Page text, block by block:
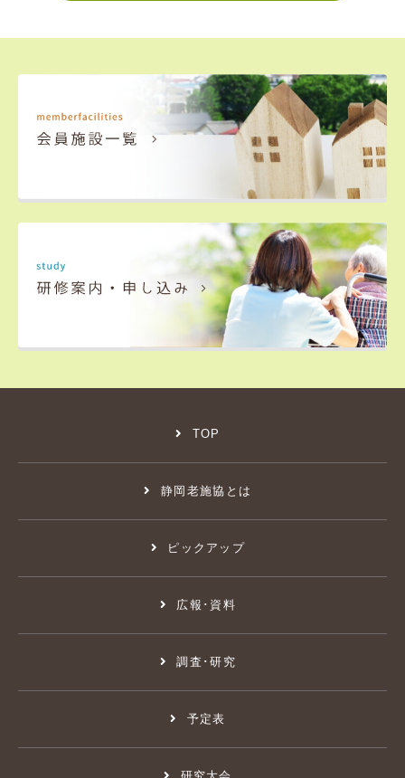
TOP
静岡老施協とは
ピックアップ
広報･資料
調査･研究
予定表